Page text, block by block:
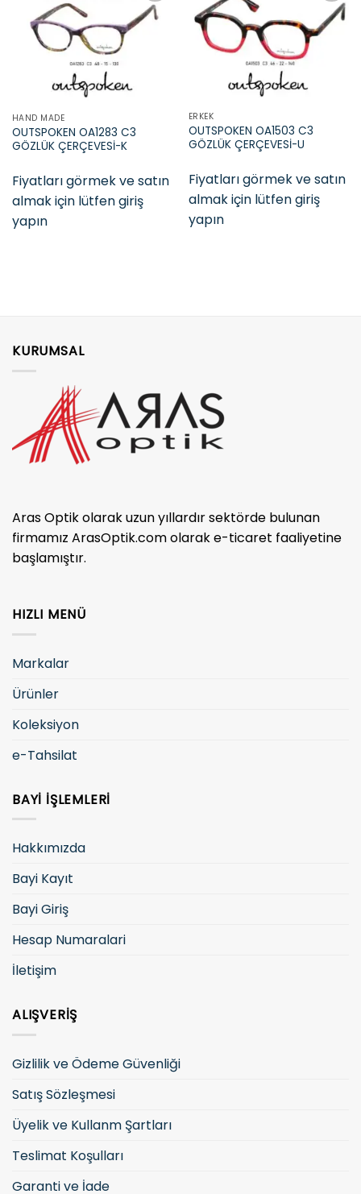
HAND MADE
OUTSPOKEN OA1283 C3
GÖZLÜK ÇERÇEVESİ-K
Fiyatları görmek ve satın
almak için lütfen giriş
yapın
Add to
wishlist
ERKEK
OUTSPOKEN OA1503 C3
GÖZLÜK ÇERÇEVESİ-U
Fiyatları görmek ve satın
almak için lütfen giriş
yapın
KURUMSAL
Aras Optik olarak uzun yıllardır sektörde bulunan
firmamız ArasOptik.com olarak e-ticaret faaliyetine
başlamıştır.
HIZLI MENÜ
Markalar
Ürünler
Koleksiyon
e-Tahsilat
BAYI İŞLEMLERI
Hakkımızda
Bayi Kayıt
Bayi Giriş
Hesap Numaralari
İletişim
ALIŞVERIŞ
Gizlilik ve Ödeme Güvenliği
Satış Sözleşmesi
Üyelik ve Kullanm Şartları
Teslimat Koşulları
Garanti ve İade